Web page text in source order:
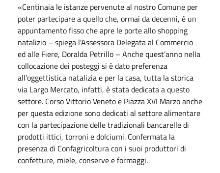
«Centinaia le istanze pervenute al nostro Comune per
poter partecipare a quello che, ormai da decenni, è un
appuntamento fisso che apre le porte allo shopping
natalizio – spiega l'Assessora Delegata al Commercio
ed alle Fiere, Doralda Petrillo – Anche quest’anno nella
collocazione dei posteggi si è dato preferenza
all’oggettistica natalizia e per la casa, tutta la storica
via Largo Mercato, infatti, è stata dedicata a questo
settore. Corso Vittorio Veneto e Piazza XVI Marzo anche
per questa edizione sono dedicati al settore alimentare
con la partecipazione delle tradizionali bancarelle di
prodotti ittici, torroni e dolciumi. Confermata la
presenza di Confagricoltura con i suoi produttori di
confetture, miele, conserve e formaggi.